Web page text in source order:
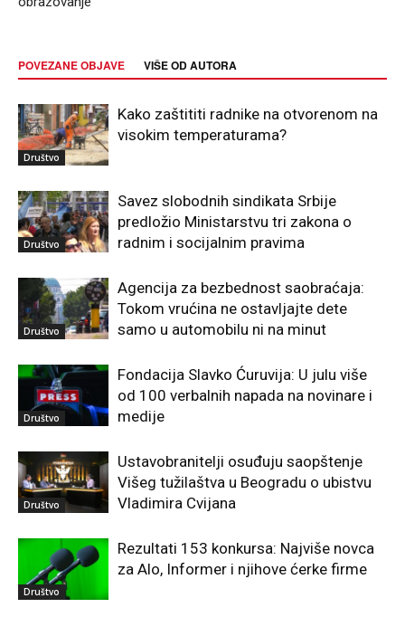
POVEZANE OBJAVE VIŠE OD AUTORA
Društvo
Kako zaštititi radnike na otvorenom na
visokim temperaturama?
Društvo
Savez slobodnih sindikata Srbije
predložio Ministarstvu tri zakona o
radnim i socijalnim pravima
Društvo
Agencija za bezbednost saobraćaja:
Tokom vrućina ne ostavljajte dete
samo u automobilu ni na minut
Društvo
Fondacija Slavko Ćuruvija: U julu više
od 100 verbalnih napada na novinare i
medije
Društvo
Ustavobranitelji osuđuju saopštenje
Višeg tužilaštva u Beogradu o ubistvu
Vladimira Cvijana
Društvo
Rezultati 153 konkursa: Najviše novca
za Alo, Informer i njihove ćerke firme